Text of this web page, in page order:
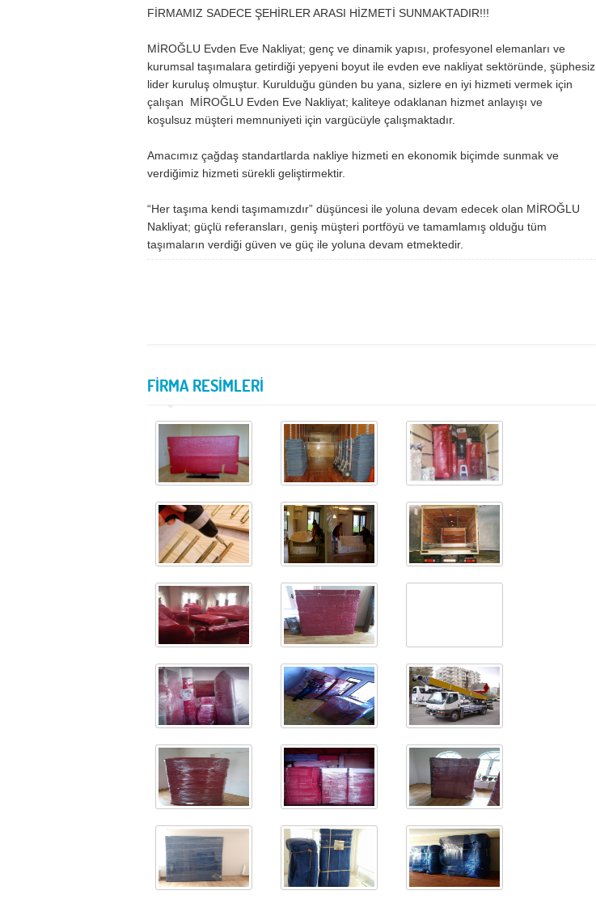
FİRMAMIZ SADECE ŞEHİRLER ARASI HİZMETİ SUNMAKTADIR!!!
MİROĞLU Evden Eve Nakliyat; genç ve dinamik yapısı, profesyonel elemanları ve
kurumsal taşımalara getirdiği yepyeni boyut ile evden eve nakliyat sektöründe, şüphesiz
lider kuruluş olmuştur. Kurulduğu günden bu yana, sizlere en iyi hizmeti vermek için
çalışan MİROĞLU Evden Eve Nakliyat; kaliteye odaklanan hizmet anlayışı ve
koşulsuz müşteri memnuniyeti için vargücüyle çalışmaktadır.
Amacımız çağdaş standartlarda nakliye hizmeti en ekonomik biçimde sunmak ve
verdiğimiz hizmeti sürekli geliştirmektir.
“Her taşıma kendi taşımamızdır” düşüncesi ile yoluna devam edecek olan MİROĞLU
Nakliyat; güçlü referansları, geniş müşteri portföyü ve tamamlamış olduğu tüm
taşımaların verdiği güven ve güç ile yoluna devam etmektedir.
FİRMA RESİMLERİ